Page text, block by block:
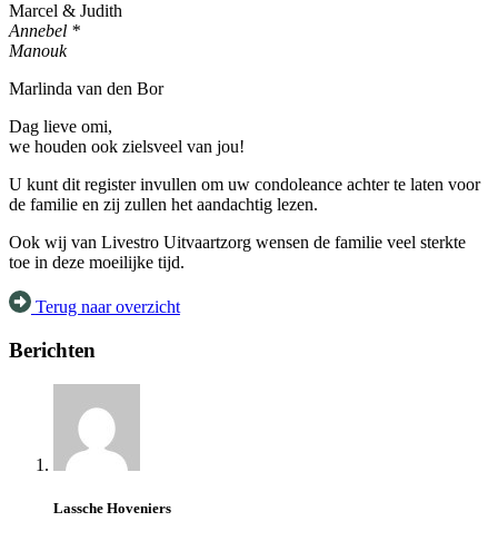
Marcel & Judith
Annebel *
Manouk
Marlinda van den Bor
Dag lieve omi,
we houden ook zielsveel van jou!
U kunt dit register invullen om uw condoleance achter te laten voor
de familie en zij zullen het aandachtig lezen.
Ook wij van Livestro Uitvaartzorg wensen de familie veel sterkte
toe in deze moeilijke tijd.
Terug naar overzicht
Berichten
Lassche Hoveniers